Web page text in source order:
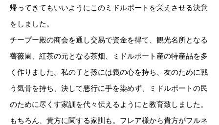
帰ってきてもいいようにこのミドルポートを栄えさせる決意
をしました。
チープー殿の商会を通し交易で資金を得て、観光名所となる
薔薇園、紅茶の元となる茶畑、ミドルポート産の特産品を多
く作りました。私の子と孫には義の心を持ち、友のために戦
う気骨を持ち、決して悪行に手を染めず、ミドルポートの民
のために尽くす家訓を代々伝えるようにと教育致しました。
もちろん、貴方に関する家訓も。フレア様から貴方がフルネ